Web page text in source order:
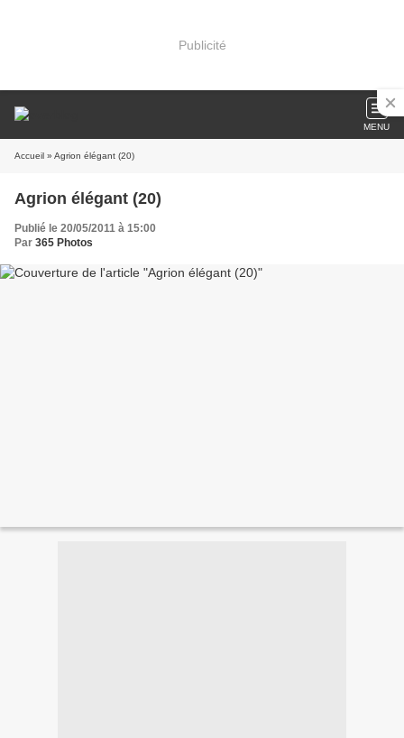
Publicité
MENU
Accueil » Agrion élégant (20)
Agrion élégant (20)
Publié le 20/05/2011 à 15:00
Par 365 Photos